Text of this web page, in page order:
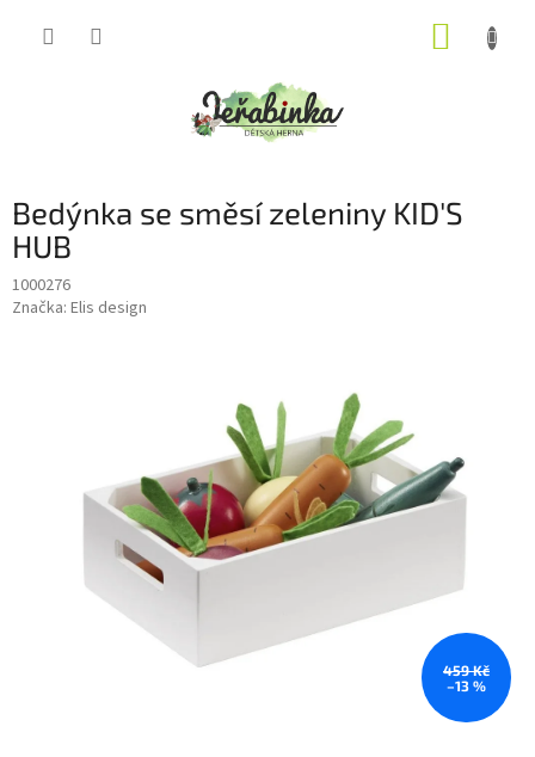
Bedýnka se směsí zeleniny KID'S
HUB
1000276
Značka: Elis design
459 Kč
–13 %